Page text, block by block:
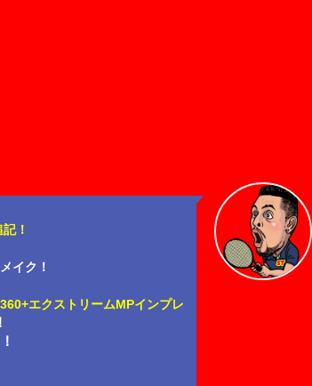
！
イク！
エクストリームMPインプレ